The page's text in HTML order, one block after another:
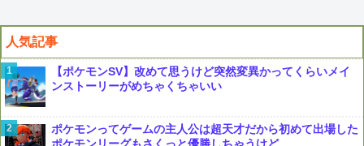
人気記事
【ポケモンSV】改めて思うけど突然変異かってくらいメイ
ンストーリーがめちゃくちゃいい
ポケモンってゲームの主人公は超天才だから初めて出場した